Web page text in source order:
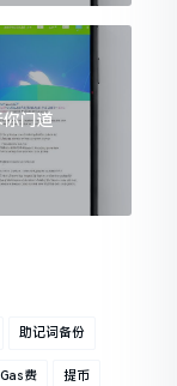
门道
助记词备份
Gas费 提币